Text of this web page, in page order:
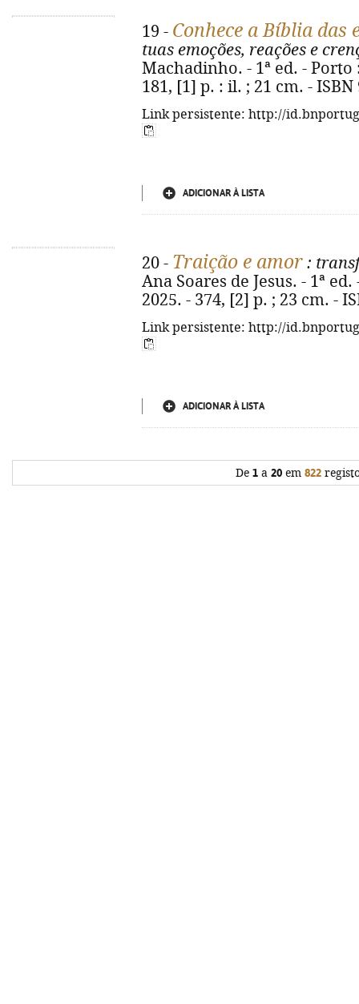
19 - Conhece a Bíblia das
tuas emoções, reações e
Machadinho. - 1ª ed. - Porto
181, [1] p. : il. ; 21 cm. - ISBN
Link persistente: http://
ADICIONAR À LISTA
20 - Traição e amor :
Ana Soares de Jesus. - 1ª
2025. - 374, [2] p. ; 23 cm. -
Link persistente: http://
ADICIONAR À LISTA
De 1 a 20 em 822